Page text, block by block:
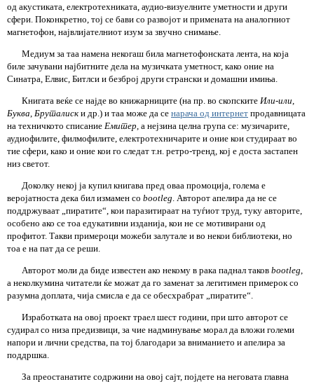
од акустиката, електротехниката, аудио-визуелните уметности и други
сфери. Поконкретно, тој се бави со развојот и примената на аналогниот
магнетофон, највлијателниот изум за звучно снимање.
Медиум за таа намена некогаш била магнетофонската лента, на која
биле зачувани најбитните дела на музичката уметност, како оние на
Синатра, Елвис, Битлси и безброј други странски и домашни имиња.
Книгата веќе се најде во книжарниците (на пр. во скопските Или-или
Буква Бруталиск и др.) и таа може да се нарача од интернет продавницата
на техничкото списание Емитер , а нејзина целна група се: музичарите,
аудиофилите, филмофилите, електротехничарите и оние кои студираат во
тие сфери, како и оние кои го следат т.н. ретро-тренд, кој е доста застапен
низ светот.
Доколку некој ја купил книгава пред оваа промоција, голема е
веројатноста дека бил измамен со bootleg . Авторот апелира да не се
поддржуваат „пиратите“, кои паразитираат на туѓиот труд, туку авторите,
особено ако се тоа едукативни изданија, кои не се мотивирани од
профитот. Такви примероци можеби залутале и во некои библиотеки, но
тоа е на пат да се реши.
Авторот моли да биде известен ако некому в рака паднал таковbootleg
а неколкумина читатели ќе можат да го заменат за легитимен примерок со
разумна доплата, чија смисла е да се обесхрабрат „пиратите“.
Изработката на овој проект траел шест години, при што авторот се
судирал со низа предизвици, за чие надминување морал да вложи големи
напори и лични средства, па тој благодари за вниманието и апелира за
поддршка.
За преостанатите содржини на овој сајт, појдете на неговата главна